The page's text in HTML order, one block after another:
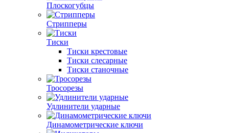
Плоскогубцы
Стрипперы
Тиски
Тиски крестовые
Тиски слесарные
Тиски станочные
Тросорезы
Удлинители ударные
Динамометрические ключи